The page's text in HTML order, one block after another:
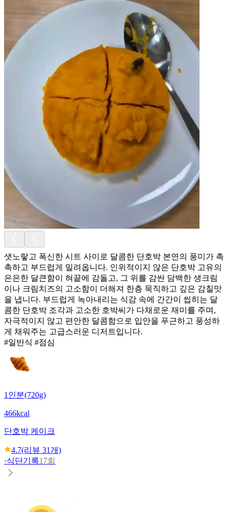
샛노랗고 폭신한 시트 사이로 달콤한 단호박 본연의 풍미가 촉
촉하고 부드럽게 밀려옵니다. 인위적이지 않은 단호박 고유의
은은한 달큰함이 혀끝에 감돌고, 그 위를 감싼 담백한 생크림
이나 크림치즈의 고소함이 더해져 한층 묵직하고 깊은 감칠맛
을 냅니다. 부드럽게 녹아내리는 식감 속에 간간이 씹히는 달
콤한 단호박 조각과 고소한 호박씨가 다채로운 재미를 주며,
자극적이지 않고 편안한 달콤함으로 입안을 푸근하고 풍성하
게 채워주는 고급스러운 디저트입니다.
#일반식 #점심
1인분(720g)
466kcal
단호박 케이크
4.7(리뷰 31개)
·식단기록17회